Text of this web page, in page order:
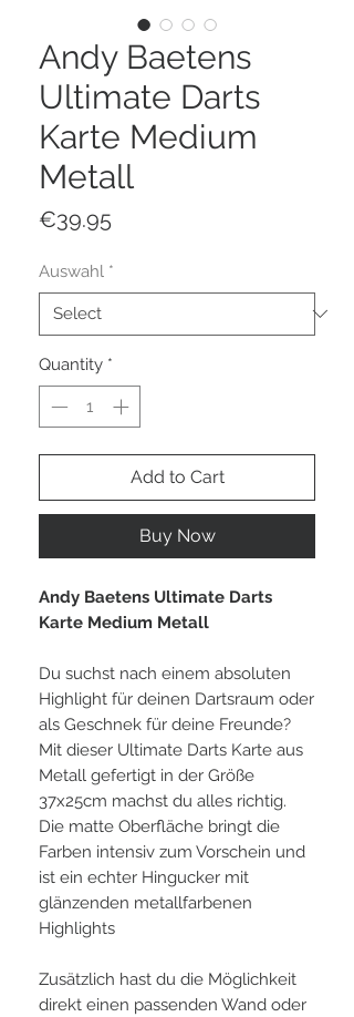
Andy Baetens
Ultimate Darts
Karte Medium
Metall
€39.95Price
Auswahl *
Quantity *
Add to Cart
Buy Now
Andy Baetens Ultimate Darts
Karte Medium Metall
Du suchst nach einem absoluten
Highlight für deinen Dartsraum oder
als Geschnek für deine Freunde?
Mit dieser Ultimate Darts Karte aus
Metall gefertigt in der Größe
37x25cm machst du alles richtig.
Die matte Oberfläche bringt die
Farben intensiv zum Vorschein und
ist ein echter Hingucker mit
glänzenden metallfarbenen
Highlights
Zusätzlich hast du die Möglichkeit
direkt einen passenden Wand oder